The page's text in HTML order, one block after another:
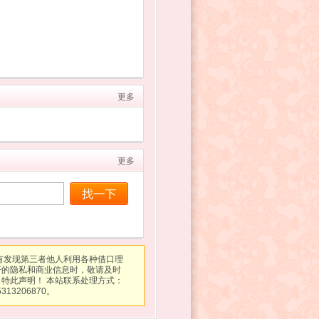
更多
更多
现第三者他人利用各种借口理
隐私和商业信息时，敬请及时
此声明！ 本站联系处理方式：
。